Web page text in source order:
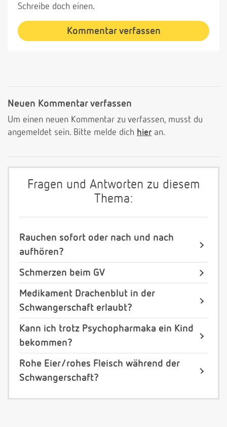
Schreibe doch einen.
Kommentar verfassen
Neuen Kommentar verfassen
Um einen neuen Kommentar zu verfassen, musst du
angemeldet sein. Bitte melde dich hier an.
Fragen und Antworten zu diesem
Thema:
Rauchen sofort oder nach und nach
aufhören?
Schmerzen beim GV
Medikament Drachenblut in der
Schwangerschaft erlaubt?
Kann ich trotz Psychopharmaka ein Kind
bekommen?
Rohe Eier/rohes Fleisch während der
Schwangerschaft?